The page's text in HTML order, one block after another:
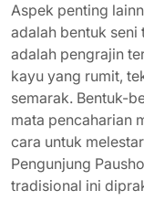
Aspek penting
adalah bentuk seni
adalah pengrajin
kayu yang rumit,
semarak. Bentuk-
mata pencaharian
cara untuk
Pengunjung
tradisional ini